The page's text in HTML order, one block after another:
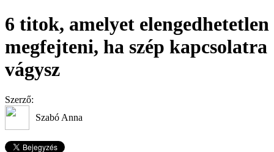
6 titok, amelyet elengedhetetlen
megfejteni, ha szép kapcsolatra
vágysz
Szerző:
Szabó Anna